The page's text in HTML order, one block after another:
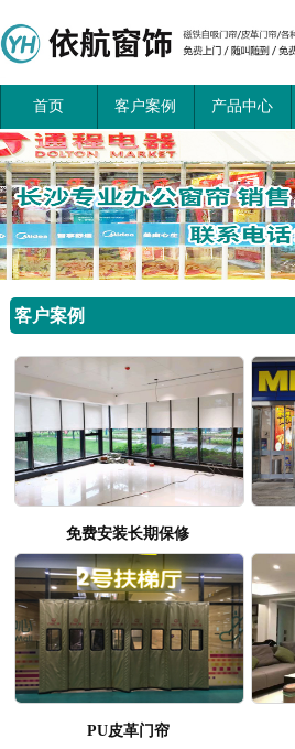
首页 客户案例 产品中心
客户案例
免费安装长期保修
PU皮革门帘